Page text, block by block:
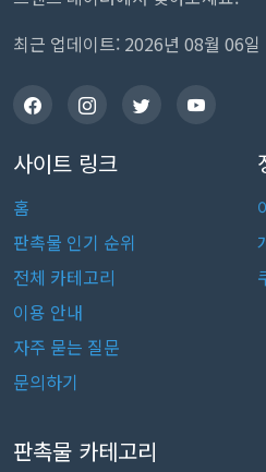
최근 업데이트: 2026년 08월 06일
사이트 링크
홈
판촉물 인기 순위
전체 카테고리
이용 안내
자주 묻는 질문
문의하기
판촉물 카테고리